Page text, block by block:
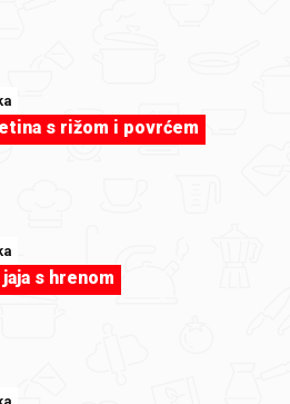
s rižom i povrćem
s hrenom